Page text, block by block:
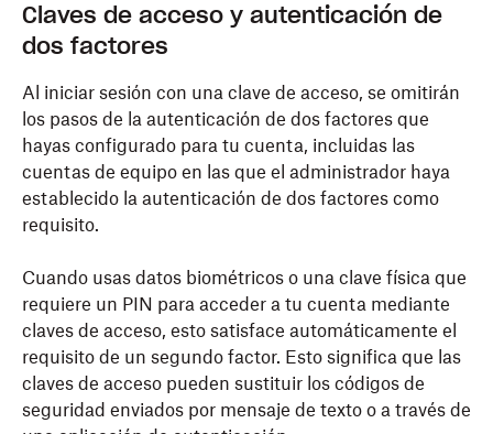
Mismo dispositivo:
móvil.
Dispositivo diferente:tocaIniciar sesión con
otro dispositivoy, luego, escanea el código QR
que se muestra en la pantalla con el dispositivo
que contiene tu clave de acceso. Sigue las
instrucciones para finalizar el inicio de sesión.
Claves de acceso y autenticación de
dos factores
Al iniciar sesión con una clave de acceso, se omitirán
los pasos de la autenticación de dos factores que
hayas configurado para tu cuenta, incluidas las
cuentas de equipo en las que el administrador haya
establecido la autenticación de dos factores como
requisito.
Cuando usas datos biométricos o una clave física que
requiere un PIN para acceder a tu cuenta mediante
claves de acceso, esto satisface automáticamente el
requisito de un segundo factor. Esto significa que las
claves de acceso pueden sustituir los códigos de
seguridad enviados por mensaje de texto o a través de